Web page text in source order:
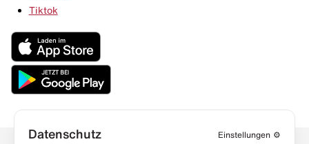
Tiktok
Datenschutz Einstellungen ⚙️